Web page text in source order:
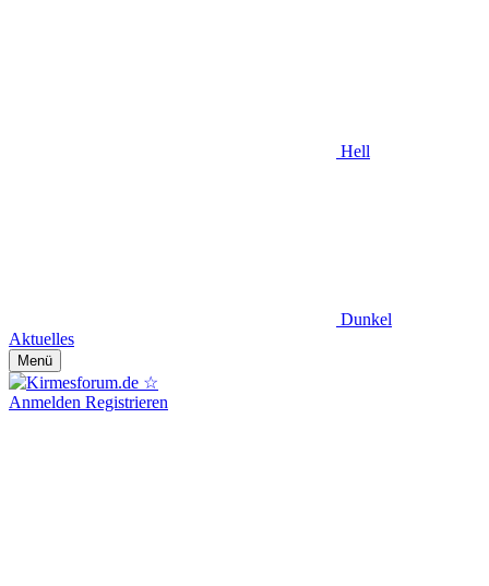
Hell
Dunkel
Aktuelles
Menü
Anmelden Registrieren